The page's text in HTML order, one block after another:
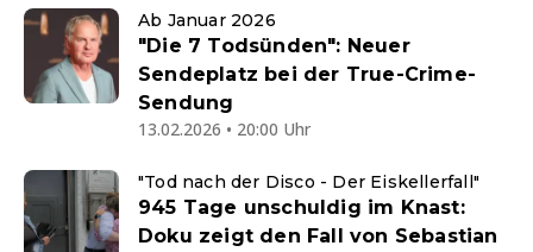
Ab Januar 2026
"Die 7 Todsünden": Neuer
Sendeplatz bei der True-Crime-
Sendung
13.02.2026 • 20:00 Uhr
"Tod nach der Disco - Der Eiskellerfall"
945 Tage unschuldig im Knast:
Doku zeigt den Fall von Sebastian